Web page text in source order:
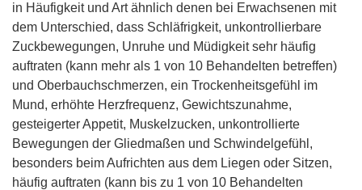
in Häufigkeit und Art ähnlich denen bei Erwachsenen mit
dem Unterschied, dass Schläfrigkeit, unkontrollierbare
Zuckbewegungen, Unruhe und Müdigkeit sehr häufig
auftraten (kann mehr als 1 von 10 Behandelten betreffen)
und Oberbauchschmerzen, ein Trockenheitsgefühl im
Mund, erhöhte Herzfrequenz, Gewichtszunahme,
gesteigerter Appetit, Muskelzucken, unkontrollierte
Bewegungen der Gliedmaßen und Schwindelgefühl,
besonders beim Aufrichten aus dem Liegen oder Sitzen,
häufig auftraten (kann bis zu 1 von 10 Behandelten